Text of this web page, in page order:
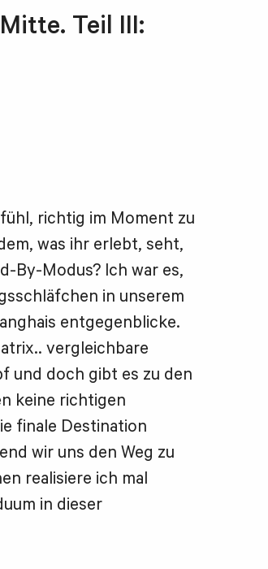
Teil III:
richtig im Moment zu
was ihr erlebt, seht,
By-Modus? Ich war es,
in unserem
entgegenblicke.
vergleichbare
und doch gibt es zu den
keine richtigen
finale Destination
wir uns den Weg zu
realisiere ich mal
in dieser